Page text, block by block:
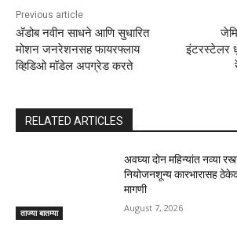
Previous article
अ‍ॅडोब नवीन साधने आणि सुधारित
मोशन जनरेशनसह फायरफ्लाय
व्हिडिओ मॉडेल अपग्रेड करते
RELATED ARTICLES
ताज्या बातम्या
अवघ्या दोन महिन्यांत नव्या
नियोजनशून्य कारभारासह
मागणी
August 7, 2026